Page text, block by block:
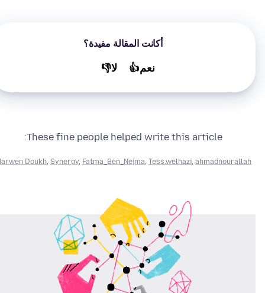
أكانت المقالة مفيدة؟
نعم👍 لا👎
These fine people helped write this article:
Doukh Synergy, Fatma_Ben_Nejma Tess.welhazi ahmadnourallah